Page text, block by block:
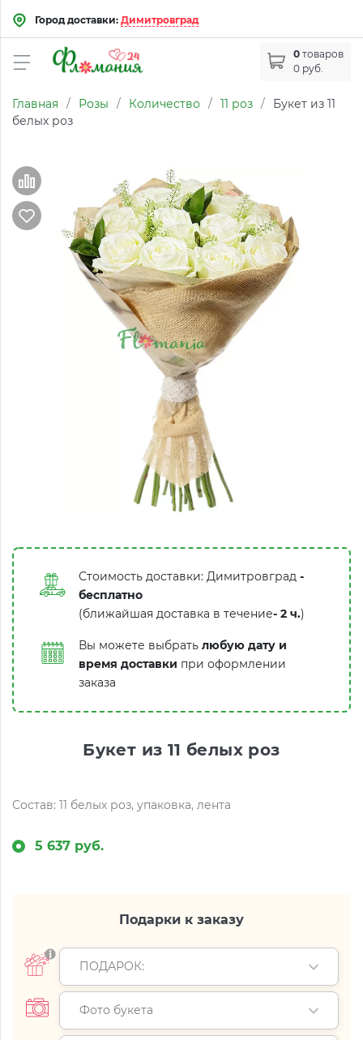
Город доставки: Димитровград
0 товаров
0 руб.
Главная / Розы / Количество / 11 роз /
Букет из 11
белых роз
Стоимость доставки: Димитровград -
бесплатно
(ближайшая доставка в течение- 2 ч.)
Вы можете выбрать любую дату и
время доставки при оформлении
заказа
Букет из 11 белых роз
Состав: 11 белых роз, упаковка, лента
5 637 руб.
Подарки к заказу
ПОДАРОК:
Фото букета